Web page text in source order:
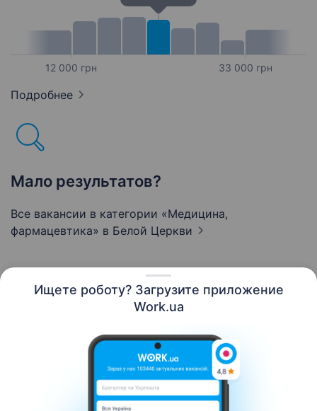
Ищете роботу? Загрузите приложение
Work.ua
12 000 грн 33 000 грн
Подробнее
Мало результатов?
Все вакансии в категории «Медицина,
фармацевтика» в Белой Церкви